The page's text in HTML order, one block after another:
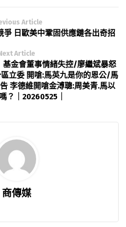
Article
爭 日歐美中鞏固供應鏈各出奇招
Article
基金會董事情緒失控/廖繼斌暴怒
立委 開嗆:馬英九是你的恩公/馬
李德維開嗆金溥聰:周美青.馬以
？｜20260525｜
商傳媒